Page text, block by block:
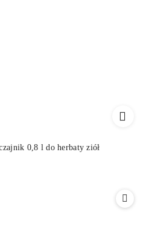
0,8 l do herbaty ziół